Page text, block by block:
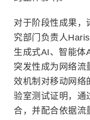
对于阶段性成果，
究部门负责人
生成式AI、智能体
突发性成为网络流
效机制对移动网络
验室测试证明，通
合，并配合依据流